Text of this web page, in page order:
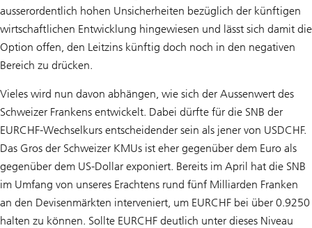
ausserordentlich hohen Unsicherheiten bezüglich der künftigen
wirtschaftlichen Entwicklung hingewiesen und lässt sich damit die
Option offen, den Leitzins künftig doch noch in den negativen
Bereich zu drücken.
Vieles wird nun davon abhängen, wie sich der Aussenwert des
Schweizer Frankens entwickelt. Dabei dürfte für die SNB der
EURCHF-Wechselkurs entscheidender sein als jener von USDCHF.
Das Gros der Schweizer KMUs ist eher gegenüber dem Euro als
gegenüber dem US-Dollar exponiert. Bereits im April hat die SNB
im Umfang von unseres Erachtens rund fünf Milliarden Franken
an den Devisenmärkten interveniert, um EURCHF bei über 0.9250
halten zu können. Sollte EURCHF deutlich unter dieses Niveau